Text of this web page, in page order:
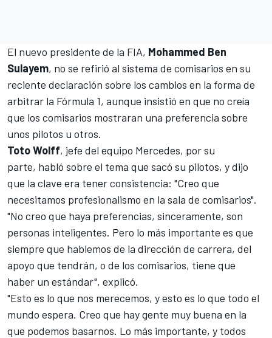
El nuevo presidente de la FIA, Mohammed Ben
Sulayem, no se refirió al sistema de comisarios en su
reciente declaración sobre los cambios en la forma de
arbitrar la Fórmula 1, aunque insistió en que no creía
que los comisarios mostraran una preferencia sobre
unos pilotos u otros.
TotoWolff, jefe del equipo Mercedes, por su
parte, habló sobre el tema que sacó su pilotos, y dijo
que la clave era tener consistencia: "Creo que
necesitamos profesionalismo en la sala de comisarios".
"No creo que haya preferencias, sinceramente, son
personas inteligentes. Pero lo más importante es que
siempre que hablemos de la dirección de carrera, del
apoyo que tendrán, o de los comisarios, tiene que
haber un estándar", explicó.
"Esto es lo que nos merecemos, y esto es lo que todo el
mundo espera. Creo que hay gente muy buena en la
que podemos basarnos. Lo más importante, y todos